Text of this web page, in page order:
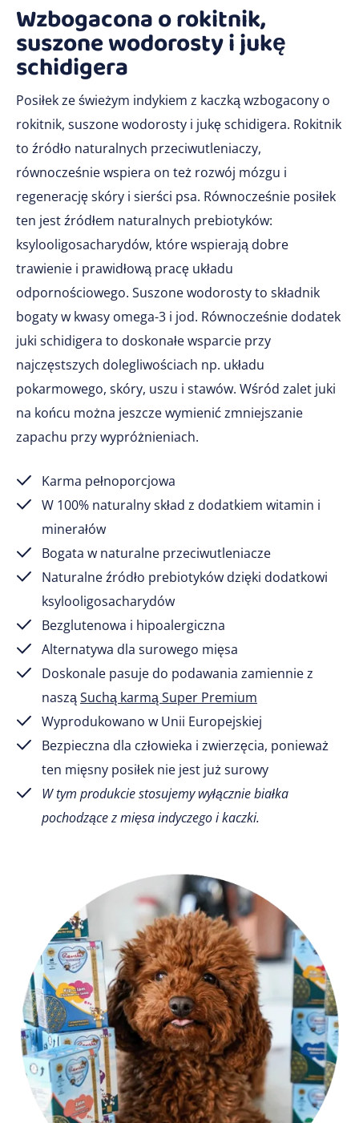
Wzbogacona o rokitnik,
suszone wodorosty i jukę
schidigera
Posiłek ze świeżym indykiem z kaczką wzbogacony o
rokitnik, suszone wodorosty i jukę schidigera. Rokitnik
to źródło naturalnych przeciwutleniaczy,
równocześnie wspiera on też rozwój mózgu i
regenerację skóry i sierści psa. Równocześnie posiłek
ten jest źródłem naturalnych prebiotyków:
ksylooligosacharydów, które wspierają dobre
trawienie i prawidłową pracę układu
odpornościowego. Suszone wodorosty to składnik
bogaty w kwasy omega-3 i jod. Równocześnie dodatek
juki schidigera to doskonałe wsparcie przy
najczęstszych dolegliwościach np. układu
pokarmowego, skóry, uszu i stawów. Wśród zalet juki
na końcu można jeszcze wymienić zmniejszanie
zapachu przy wypróżnieniach.
Karma pełnoporcjowa
W 100% naturalny skład z dodatkiem witamin i
minerałów
Bogata w naturalne przeciwutleniacze
Naturalne źródło prebiotyków dzięki dodatkowi
ksylooligosacharydów
Bezglutenowa i hipoalergiczna
Alternatywa dla surowego mięsa
Doskonale pasuje do podawania zamiennie z
nasząSuchą karmą Super Premium
Wyprodukowano w Unii Europejskiej
Bezpieczna dla człowieka i zwierzęcia, ponieważ
ten mięsny posiłek nie jest już surowy
W tym produkcie stosujemy wyłącznie białka
pochodzące z mięsa indyczego i kaczki.